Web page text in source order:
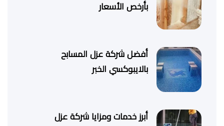
بأرخص الأسعار
أفضل شركة عزل المسابح
بالايبوكسي الخبر
أبرز خدمات ومزايا شركة عزل